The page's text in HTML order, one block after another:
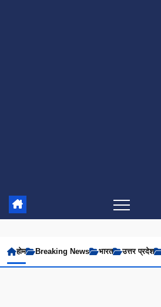
होम Breaking News भारत उत्तर प्रदेश